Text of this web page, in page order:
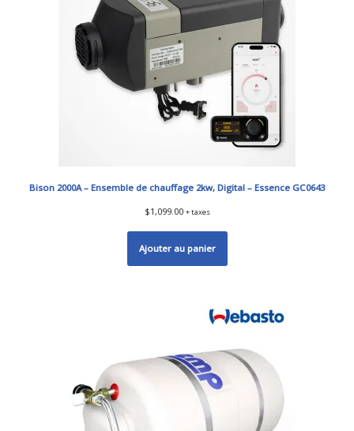
Bison 2000A – Ensemble de chauffage 2kw, Digital – Essence GC0643
$1,099.00 + taxes
Ajouter au panier